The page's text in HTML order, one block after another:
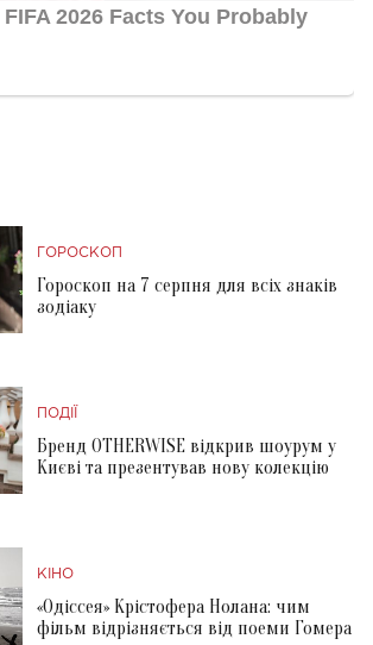
ГОРОСКОП
Гороскоп на 7 серпня для всіх знаків
зодіаку
ПОДІЇ
Бренд OTHERWISE відкрив шоурум у
Києві та презентував нову колекцію
КІНО
«Одіссея» Крістофера Нолана: чим
фільм відрізняється від поеми Гомера